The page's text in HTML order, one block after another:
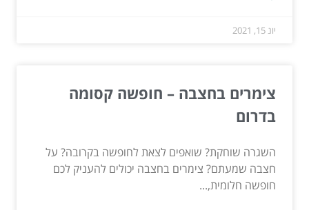
יונ 15, 2021
צימרים בחצבה – חופשה קסומה
בדרום
השגרה שוחקת? שואפים לצאת לחופשה בקרובה? על
חצבה שמעתם? צימרים בחצבה יכולים להעניק לכם
חופשה חלומית,...